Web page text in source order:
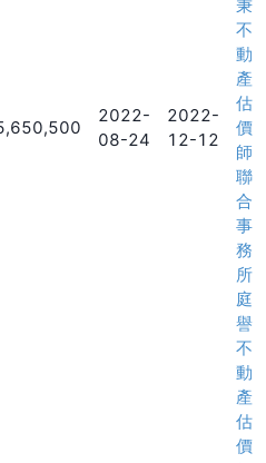
2022-
08-24
2022-
12-12
秉
不
動
產
估
價
師
聯
合
事
務
所
庭
譽
不
動
產
估
價